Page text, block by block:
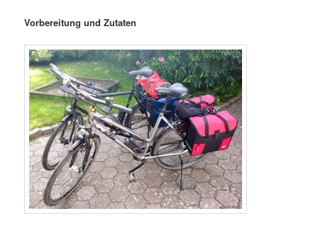
Vorbereitung und Zutaten